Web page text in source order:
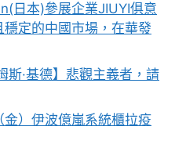
日本)參展企業JIUYI俱意
定的中國市場，在華發
斯·基德】悲觀主義者，請
）伊波億嵐系統櫃拉疫